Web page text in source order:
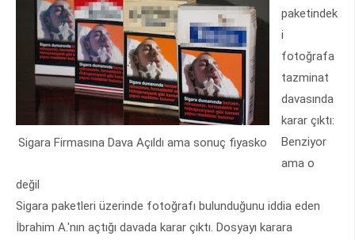
Sigara Firmasına Dava Açıldı ama sonuç fiyasko
paketindek
i
fotoğrafa
tazminat
davasında
karar çıktı:
Benziyor
ama o
değil
Sigara paketleri üzerinde fotoğrafı bulunduğunu iddia eden
İbrahim A.'nın açtığı davada karar çıktı. Dosyayı karara